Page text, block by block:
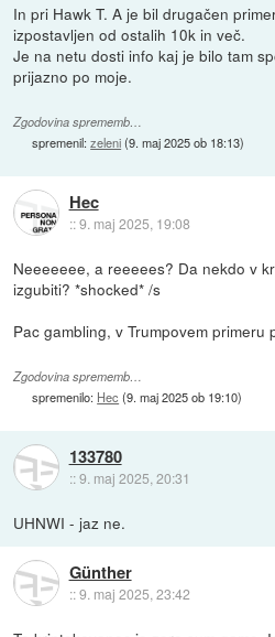
In pri Hawk T. A je bil drugačen
izpostavljen od ostalih 10k in več.
Je na netu dosti info kaj je bilo tam
prijazno po moje.
Zgodovina sprememb…
spremenil:zeleni(9. maj 2025 ob 18:13)
Hec
::9. maj 2025, 19:08
Neeeeeee, a reeeees? Da nekdo v
izgubiti? *shocked* /s
Pac gambling, v Trumpovem primeru
Zgodovina sprememb…
spremenilo: Hec (9. maj 2025 ob 19:10)
133780
::9. maj 2025, 20:31
UHNWI - jaz ne.
Günther
::9. maj 2025, 23:42